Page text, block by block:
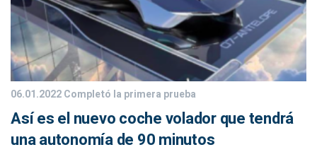
06.01.2022Completó la primera prueba
Así es el nuevo coche volador que tendrá
una autonomía de 90 minutos